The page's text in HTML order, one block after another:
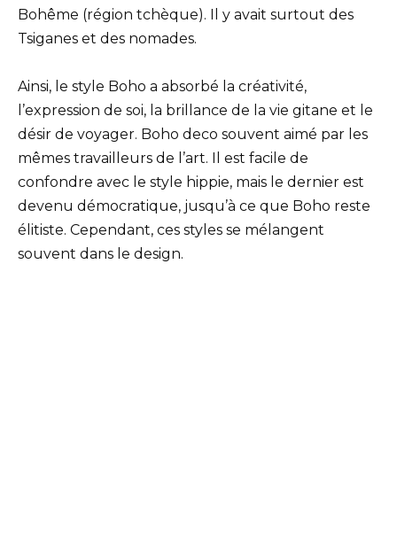
Bohême (région tchèque). Il y avait surtout des
Tsiganes et des nomades.
Ainsi, le style Boho a absorbé la créativité,
l’expression de soi, la brillance de la vie gitane et le
désir de voyager. Boho deco souvent aimé par les
mêmes travailleurs de l’art. Il est facile de
confondre avec le style hippie, mais le dernier est
devenu démocratique, jusqu’à ce que Boho reste
élitiste. Cependant, ces styles se mélangent
souvent dans le design.